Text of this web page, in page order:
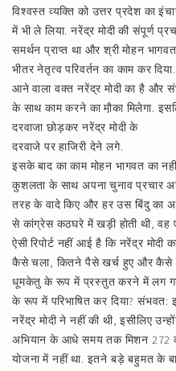
विश्‍वस्त व्यक्ति को उत्तर प्रदेश का
में भी ले लिया. नरेंद्र मोदी की संपूर्ण
समर्थन प्राप्त था और श्री मोहन
भीतर नेतृत्व परिवर्तन का काम कर
आने वाला वक्त नरेंद्र मोदी का है और
के साथ काम करने का मा़ैका मिलेगा.
दरवाजा छोड़कर नरेंद्र मोदी के
दरवाजे पर हाजिरी देने लगे.
इसके बाद का काम मोहन भागवत का
कुशलता के साथ अपना चुनाव प्रचार
तरह के वादे किए और हर उस बिंदु का
से कांग्रेस कठघरे में खड़ी होती थी, वह
ऐसी रिपोर्ट नहीं आई है कि नरेंद्र
कैसे चला, कितने पैसे खर्च हुए और कैसे
धूमकेतु के रूप में प्रस्तुत करने में लग
के रूप में परिभाषित कर दिया?
नरेंद्र मोदी ने नहीं की थी, इसीलिए
अभियान के आधे समय तक मिशन 272
योजना में नहीं था. इतने बड़े बहुमत के